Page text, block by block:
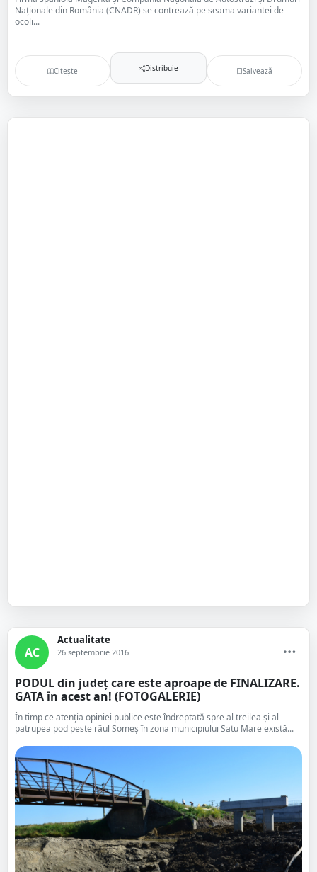
Naționale din România (CNADR) se contrează pe seama variantei de
ocoli...
Citește Distribuie Salvează
AC
Actualitate
26 septembrie 2016
PODUL din județ care este aproape de FINALIZARE.
GATA în acest an! (FOTOGALERIE)
În timp ce atenția opiniei publice este îndreptată spre al treilea și al
patrupea pod peste râul Someș în zona municipiului Satu Mare există...